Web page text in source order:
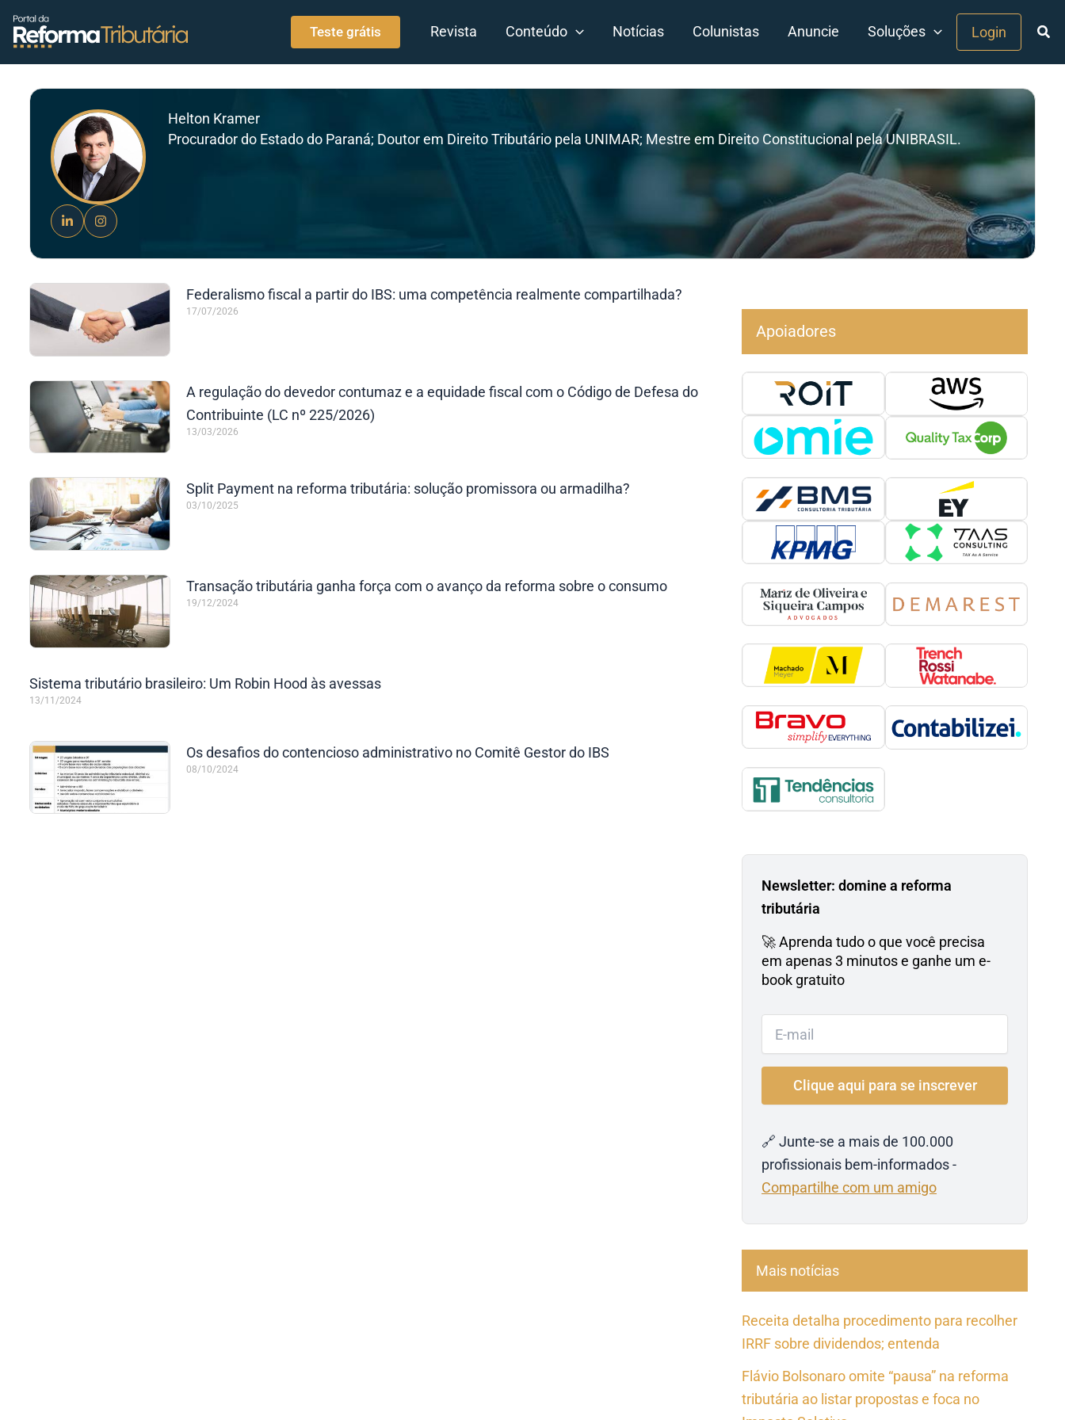
conteúdo
Teste grátis Revista Conteúdo Notícias Colunistas Anuncie Soluções Login
Helton Kramer
Procurador do Estado do Paraná; Doutor em Direito Tributário pela UNIMAR; Mestre em Direito Constitucional pela UNIBRASIL.
Federalismo fiscal a partir do IBS: uma competência realmente compartilhada?
17/07/2026
A regulação do devedor contumaz e a equidade fiscal com o Código de Defesa do
Contribuinte (LC nº 225/2026)
13/03/2026
Split Payment na reforma tributária: solução promissora ou armadilha?
03/10/2025
Transação tributária ganha força com o avanço da reforma sobre o consumo
19/12/2024
Sistema tributário brasileiro: Um Robin Hood às avessas
13/11/2024
Os desafios do contencioso administrativo no Comitê Gestor do IBS
08/10/2024
Apoiadores
Newsletter: domine a reforma
tributária
🚀 Aprenda tudo o que você precisa
em apenas 3 minutos e ganhe um e-
book gratuito
🔗 Junte-se a mais de 100.000
profissionais bem-informados -
Compartilhe com um amigo
Mais notícias
Receita detalha procedimento para recolher
IRRF sobre dividendos; entenda
Flávio Bolsonaro omite “pausa” na reforma
tributária ao listar propostas e foca no